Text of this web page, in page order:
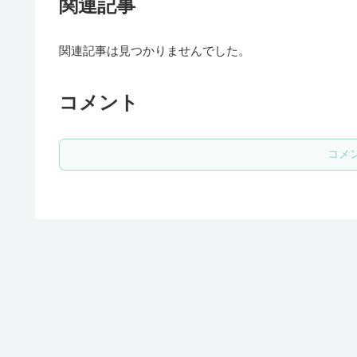
関連記事
関連記事は見つかりませんでした。
コメント
コメ